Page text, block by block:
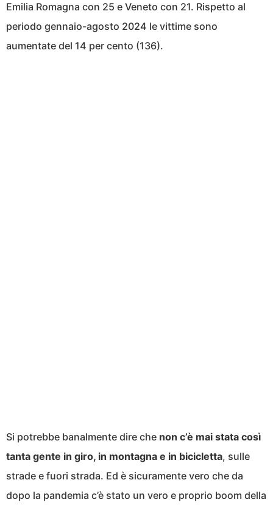
Emilia Romagna con 25 e Veneto con 21. Rispetto al
periodo gennaio-agosto 2024 le vittime sono
aumentate del 14 per cento (136).
Si potrebbe banalmente dire che non c’è mai stata così
tanta gente in giro, in montagna e in bicicletta, sulle
strade e fuori strada. Ed è sicuramente vero che da
dopo la pandemia c’è stato un vero e proprio boom della